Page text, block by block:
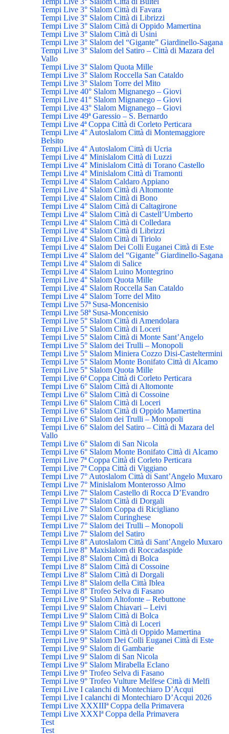
Tempi Live 3° Slalom Città di Favara
Tempi Live 3° Slalom Città di Librizzi
Tempi Live 3° Slalom Città di Oppido Mamertina
Tempi Live 3° Slalom Città di Usini
Tempi Live 3° Slalom del “Gigante” Giardinello-Sagana
Tempi Live 3° Slalom del Satiro – Città di Mazara del
Vallo
Tempi Live 3° Slalom Quota Mille
Tempi Live 3° Slalom Roccella San Cataldo
Tempi Live 3° Slalom Torre del Mito
Tempi Live 40° Slalom Mignanego – Giovi
Tempi Live 41° Slalom Mignanego – Giovi
Tempi Live 43° Slalom Mignanego – Giovi
Tempi Live 49ª Garessio – S. Bernardo
Tempi Live 4ª Coppa Città di Corleto Perticara
Tempi Live 4° Autoslalom Città di Montemaggiore
Belsito
Tempi Live 4° Autoslalom Città di Ucria
Tempi Live 4° Minislalom Città di Luzzi
Tempi Live 4° Minislalom Città di Torano Castello
Tempi Live 4° Minislalom Città di Tramonti
Tempi Live 4° Slalom Caldaro Appiano
Tempi Live 4° Slalom Città di Altomonte
Tempi Live 4° Slalom Città di Bono
Tempi Live 4° Slalom Città di Caltagirone
Tempi Live 4° Slalom Città di Castell’Umberto
Tempi Live 4° Slalom Città di Colledara
Tempi Live 4° Slalom Città di Librizzi
Tempi Live 4° Slalom Città di Tiriolo
Tempi Live 4° Slalom Dei Colli Euganei Città di Este
Tempi Live 4° Slalom del “Gigante” Giardinello-Sagana
Tempi Live 4° Slalom di Salice
Tempi Live 4° Slalom Luino Montegrino
Tempi Live 4° Slalom Quota Mille
Tempi Live 4° Slalom Roccella San Cataldo
Tempi Live 4° Slalom Torre del Mito
Tempi Live 57ª Susa-Moncenisio
Tempi Live 58ª Susa-Moncenisio
Tempi Live 5° Slalom Città di Amendolara
Tempi Live 5° Slalom Città di Loceri
Tempi Live 5° Slalom Città di Monte Sant’Angelo
Tempi Live 5° Slalom dei Trulli – Monopoli
Tempi Live 5° Slalom Miniera Cozzo Disi-Casteltermini
Tempi Live 5° Slalom Monte Bonifato Città di Alcamo
Tempi Live 5° Slalom Quota Mille
Tempi Live 6ª Coppa Città di Corleto Perticara
Tempi Live 6° Slalom Città di Altomonte
Tempi Live 6° Slalom Città di Cossoine
Tempi Live 6° Slalom Città di Loceri
Tempi Live 6° Slalom Città di Oppido Mamertina
Tempi Live 6° Slalom dei Trulli – Monopoli
Tempi Live 6° Slalom del Satiro – Città di Mazara del
Vallo
Tempi Live 6° Slalom di San Nicola
Tempi Live 6° Slalom Monte Bonifato Città di Alcamo
Tempi Live 7ª Coppa Città di Corleto Perticara
Tempi Live 7ª Coppa Città di Viggiano
Tempi Live 7° Autoslalom Città di Sant’Angelo Muxaro
Tempi Live 7° Minislalom Monterosso Almo
Tempi Live 7° Slalom Castello di Rocca D’Evandro
Tempi Live 7° Slalom Città di Dorgali
Tempi Live 7° Slalom Coppa di Ricigliano
Tempi Live 7° Slalom Curinghese
Tempi Live 7° Slalom dei Trulli – Monopoli
Tempi Live 7° Slalom del Satiro
Tempi Live 8° Autoslalom Città di Sant’Angelo Muxaro
Tempi Live 8° Maxislalom di Roccadaspide
Tempi Live 8° Slalom Città di Bolca
Tempi Live 8° Slalom Città di Cossoine
Tempi Live 8° Slalom Città di Dorgali
Tempi Live 8° Slalom della Città Iblea
Tempi Live 8° Trofeo Selva di Fasano
Tempi Live 9° Slalom Altofonte – Rebuttone
Tempi Live 9° Slalom Chiavari – Leivi
Tempi Live 9° Slalom Città di Bolca
Tempi Live 9° Slalom Città di Loceri
Tempi Live 9° Slalom Città di Oppido Mamertina
Tempi Live 9° Slalom Dei Colli Euganei Città di Este
Tempi Live 9° Slalom di Gambarie
Tempi Live 9° Slalom di San Nicola
Tempi Live 9° Slalom Mirabella Eclano
Tempi Live 9° Trofeo Selva di Fasano
Tempi Live 9° Trofeo Vulture Melfese Città di Melfi
Tempi Live I calanchi di Montechiaro D’Acqui
Tempi Live I calanchi di Montechiaro D’Acqui 2026
Tempi Live XXXIIIª Coppa della Primavera
Tempi Live XXXIª Coppa della Primavera
Test
Test